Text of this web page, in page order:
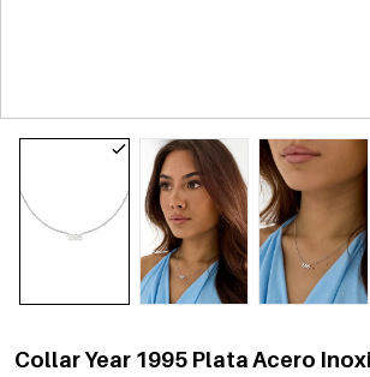
Collar Year 1995 Plata Acero